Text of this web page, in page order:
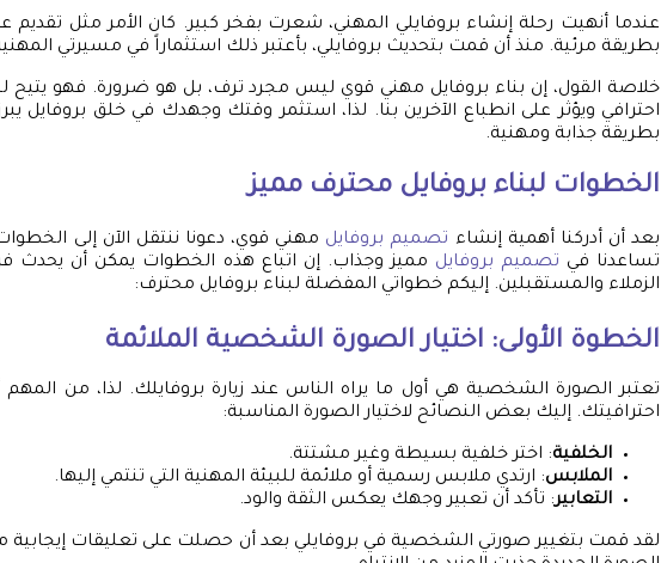
عندما أنهيت رحلة إنشاء بروفايلي المهني، شعرت بفخر كبير. كان الأمر مثل
بطريقة مرئية. منذ أن قمت بتحديث بروفايلي، بأعتبر ذلك استثماراً في مسيرتي
خلاصة القول، إن بناء بروفايل مهني قوي ليس مجرد ترف، بل هو ضرورة. فهو يتيح
احترافي ويؤثر على انطباع الآخرين بنا. لذا، استثمر وقتك وجهدك في خلق بروفايل
بطريقة جذابة ومهنية.
الخطوات لبناء بروفايل محترف مميز
بعد أن أدركنا أهمية إنشاء تصميم بروفايل مهني قوي، دعونا ننتقل الآن إلى
تساعدنا في تصميم بروفايل مميز وجذاب. إن اتباع هذه الخطوات يمكن أن يحدث
الزملاء والمستقبلين. إليكم خطواتي المفضلة لبناء بروفايل محترف:
الخطوة الأولى: اختيار الصورة الشخصية الملائمة
تعتبر الصورة الشخصية هي أول ما يراه الناس عند زيارة بروفايلك. لذا، من
احترافيتك. إليك بعض النصائح لاختيار الصورة المناسبة:
الخلفية: اختر خلفية بسيطة وغير مشتتة.
الملابس: ارتدي ملابس رسمية أو ملائمة للبيئة المهنية التي تنتمي إليها.
التعابير: تأكد أن تعبير وجهك يعكس الثقة والود.
لقد قمت بتغيير صورتي الشخصية في بروفايلي بعد أن حصلت على تعليقات إيجابية